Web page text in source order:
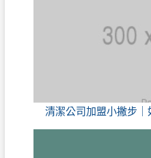
清潔公司加盟小撇步｜